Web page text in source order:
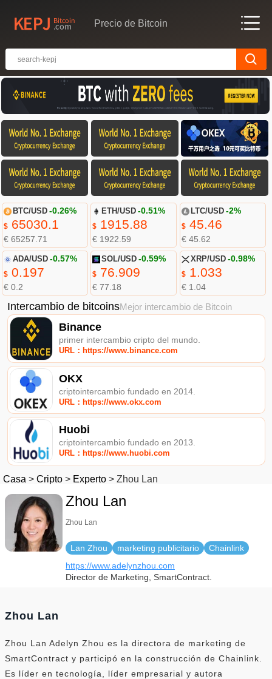
Precio de Bitcoin
BTC/USD -0.26%
$65030.1
€ 65257.71
ETH/USD -0.51%
$ 1915.88
€ 1922.59
LTC/USD -2%
$45.46
€ 45.62
ADA/USD -0.57%
$0.197
€ 0.2
SOL/USD -0.59%
$ 76.909
€ 77.18
XRP/USD -0.98%
$1.033
€ 1.04
Intercambio de bitcoinsMejor intercambio de Bitcoin
Binance
primer intercambio cripto del mundo.
URL：https://www.binance.com
OKX
criptointercambio fundado en 2014.
URL：https://www.okx.com
Huobi
criptointercambio fundado en 2013.
URL：https://www.huobi.com
Casa > Cripto > Experto > Zhou Lan
Zhou Lan
Zhou Lan
Lan Zhou marketing publicitario
Chainlink
https://www.adelynzhou.com
Director de Marketing, SmartContract.
Zhou Lan
Zhou Lan Adelyn Zhou es la directora de marketing de
SmartContract y participó en la construcción de Chainlink.
Es líder en tecnología, líder empresarial y autora